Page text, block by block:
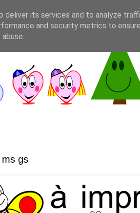
gs
its services and to analyze
and security metrics to